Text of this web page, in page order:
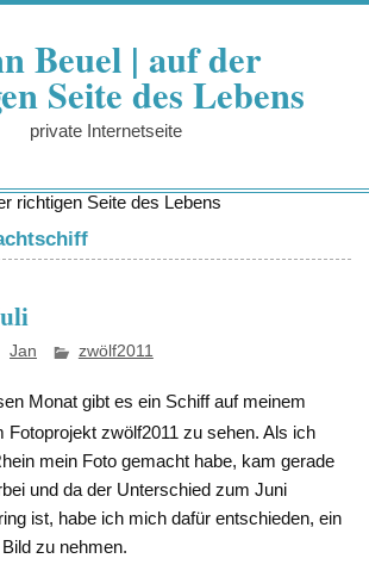
Beuel | auf der
Seite des Lebens
private Internetseite
Jan zwölf2011
Monat gibt es ein Schiff auf meinem
Fotoprojekt zwölf2011 zu sehen. Als ich
mein Foto gemacht habe, kam gerade
und da der Unterschied zum Juni
ist, habe ich mich dafür entschieden, ein
zu nehmen.